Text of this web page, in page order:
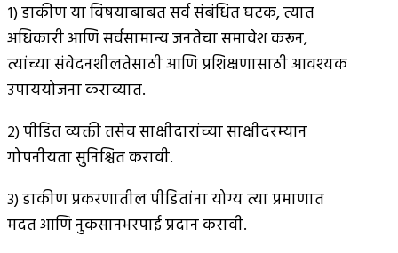
१) डाकीण या विषयाबाबत सर्व संबंधित घटक, त्यात
अधिकारी आणि सर्वसामान्य जनतेचा समावेश करून,
त्यांच्या संवेदनशीलतेसाठी आणि प्रशिक्षणासाठी आवश्यक
उपाययोजना कराव्यात.
२) पीडित व्यक्ती तसेच साक्षीदारांच्या साक्षीदरम्यान
गोपनीयता सुनिश्चित करावी.
३) डाकीण प्रकरणातील पीडितांना योग्य त्या प्रमाणात
मदत आणि नुकसानभरपाई प्रदान करावी.